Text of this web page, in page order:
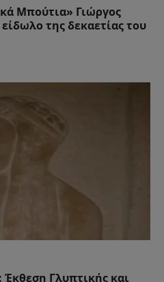
Μπούτια» Γιώργος
της δεκαετίας του
Γλυπτικής και